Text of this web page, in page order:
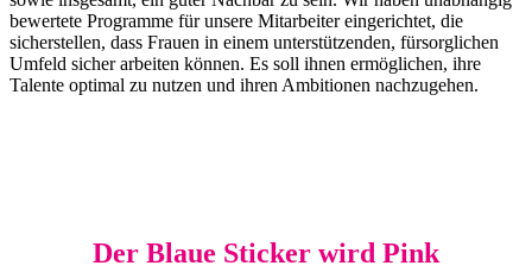
bewertete Programme für unsere Mitarbeiter eingerichtet, die
sicherstellen, dass Frauen in einem unterstützenden, fürsorglichen
Umfeld sicher arbeiten können. Es soll ihnen ermöglichen, ihre
Talente optimal zu nutzen und ihren Ambitionen nachzugehen.
Der Blaue Sticker wird Pink